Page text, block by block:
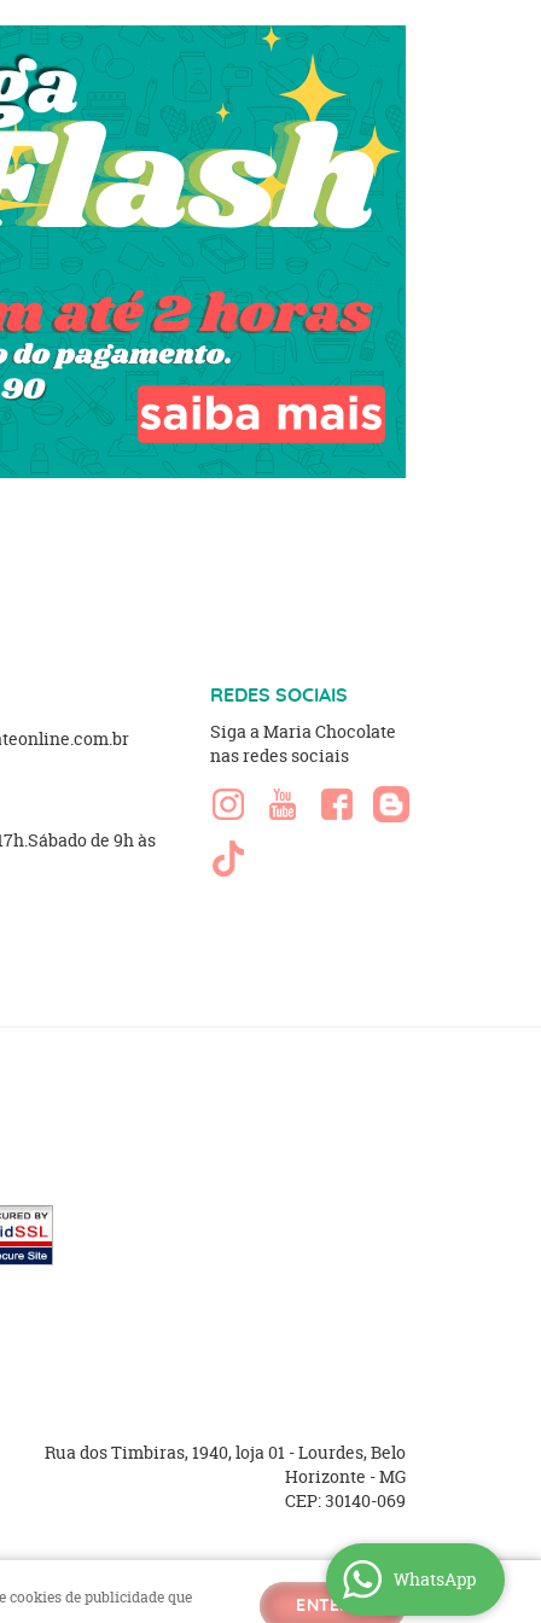
de 9h às
REDES SOCIAIS
Siga a Maria Chocolate
nas redes sociais
Rua dos Timbiras, 1940, loja 01 -Lourdes, Belo
Horizonte -MG
CEP: 30140-069
cookies de publicidade que ENTENDI
WhatsApp